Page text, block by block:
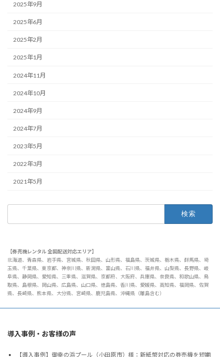
2025年9月
2025年6月
2025年2月
2025年1月
2024年11月
2024年10月
2024年9月
2024年7月
2023年5月
2022年3月
2021年5月
【券売機レンタル 全国配送対応エリア】
北海道、青森県、岩手県、宮城県、秋田県、山形県、福島県、茨城県、栃木県、群馬県、埼
玉県、千葉県、東京都、神奈川県、新潟県、富山県、石川県、福井県、山梨県、長野県、岐
阜県、静岡県、愛知県、三重県、滋賀県、京都府、大阪府、兵庫県、奈良県、和歌山県、鳥
取県、島根県、岡山県、広島県、山口県、徳島県、香川県、愛媛県、高知県、福岡県、佐賀
県、長崎県、熊本県、大分県、宮崎県、鹿児島県、沖縄県（離島含む）
導入事例・お客様の声
【導入事例】御幸の浜プール（小田原市）様：新紙幣対応の券売機を短期